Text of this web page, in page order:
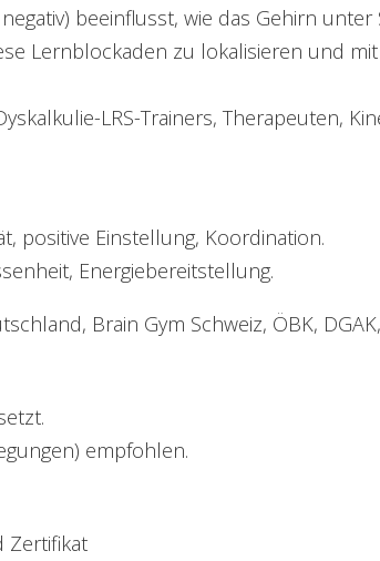
beeinflusst, wie das Gehirn
Lernblockaden zu lokalisieren und
LRS-Trainers, Therapeuten,
positive Einstellung, Koordination.
Energiebereitstellung.
Brain Gym Schweiz, ÖBK,
empfohlen.
Zertifikat